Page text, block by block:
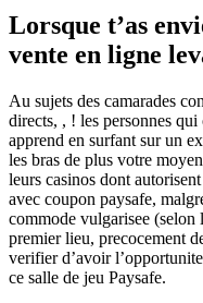
Lorsque t’as
vente en ligne
Au sujets des camarades
directs, , ! les personnes
apprend en surfant sur un
les bras de plus votre
leurs casinos dont
avec coupon paysafe,
commode vulgarisee (selon
premier lieu, precocement
verifier d’avoir
ce salle de jeu Paysafe.